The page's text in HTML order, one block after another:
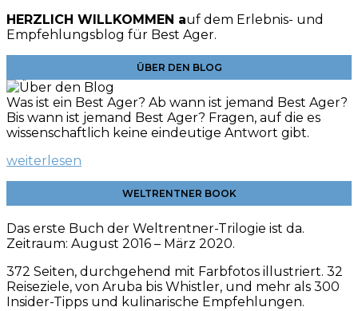
HERZLICH WILLKOMMEN auf dem Erlebnis- und
Empfehlungsblog für Best Ager.
ÜBER DEN BLOG
Was ist ein Best Ager? Ab wann ist jemand Best Ager?
Bis wann ist jemand Best Ager? Fragen, auf die es
wissenschaftlich keine eindeutige Antwort gibt.
weiterlesen
WELTRENTNER BOOK
Das erste Buch der Weltrentner-Trilogie ist da.
Zeitraum: August 2016 – März 2020.
372 Seiten, durchgehend mit Farbfotos illustriert. 32
Reiseziele, von Aruba bis Whistler, und mehr als 300
Insider-Tipps und kulinarische Empfehlungen.